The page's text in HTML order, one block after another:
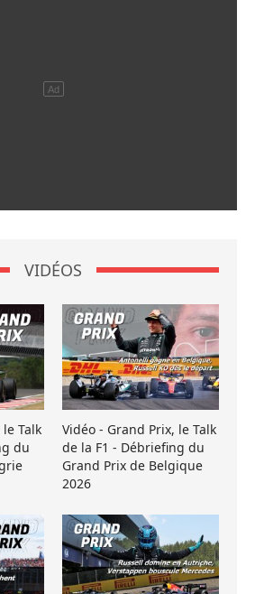
VIDÉOS
Talk
du
Vidéo - Grand Prix, le Talk
de la F1 - Débriefing du
Grand Prix de Belgique
2026